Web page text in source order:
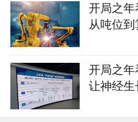
开局之年
从吨位
开局之年
让神经生